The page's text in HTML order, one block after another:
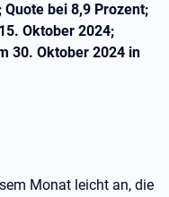
bei 8,9 Prozent;
Oktober 2024;
30. Oktober 2024 in
Monat leicht an, die